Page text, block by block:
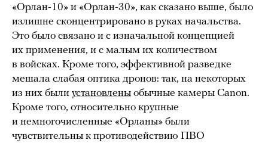
«Орлан-10» и «Орлан-30», как сказано выше, было
излишне сконцентрировано в руках начальства.
Это было связано и с изначальной концепцией
их применения, и с малым их количеством
в войсках. Кроме того, эффективной разведке
мешала слабая оптика дронов: так, на некоторых
из них были установлены обычные камеры Canon.
Кроме того, относительно крупные
и немногочисленные «Орланы» были
чувствительны к противодействию ПВО